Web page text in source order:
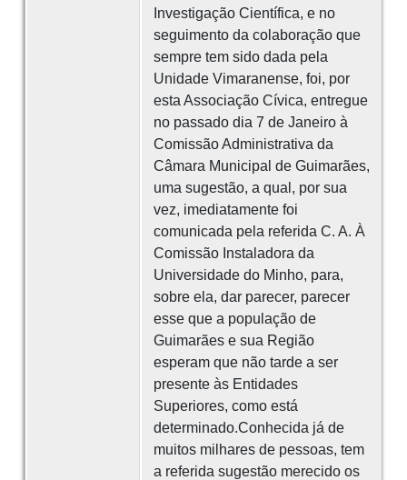
Investigação Científica, e no
seguimento da colaboração que
sempre tem sido dada pela
Unidade Vimaranense, foi, por
esta Associação Cívica, entregue
no passado dia 7 de Janeiro à
Comissão Administrativa da
Câmara Municipal de Guimarães,
uma sugestão, a qual, por sua
vez, imediatamente foi
comunicada pela referida C. A. À
Comissão Instaladora da
Universidade do Minho, para,
sobre ela, dar parecer, parecer
esse que a população de
Guimarães e sua Região
esperam que não tarde a ser
presente às Entidades
Superiores, como está
determinado.Conhecida já de
muitos milhares de pessoas, tem
a referida sugestão merecido os